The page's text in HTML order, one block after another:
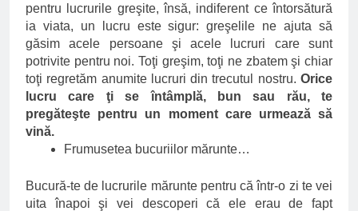
pentru lucrurile greşite, însă, indiferent ce întorsătură
ia viata, un lucru este sigur: greşelile ne ajuta să
găsim acele persoane şi acele lucruri care sunt
potrivite pentru noi. Toţi greşim, toţi ne zbatem şi chiar
toţi regretăm anumite lucruri din trecutul nostru. Orice
lucru care ţi se întâmplă, bun sau rău, te
pregăteşte pentru un moment care urmează să
vină.
Frumusetea bucuriilor mărunte…
Bucură-te de lucrurile mărunte pentru că într-o zi te vei
uita înapoi şi vei descoperi că ele erau de fapt